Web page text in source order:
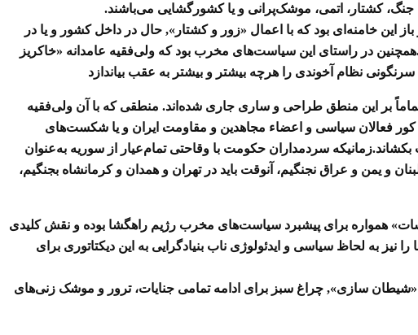
کشتار، اتمی، موشک‌پرانی و یا کشورگشایی می‌باشند.
این خامنه‌ای بود که با اعمال «زور و کشتار», حال در داخل کشور و یا در
در راستای این سیاست‌های مخرب بود که ولی‌فقیه عامدانه «خاکریز
نظام آخوندی را هرچه بیشتر و بیشتر به عقب بیاندازد
بر این منطق طراحی و ساری جاری شده‌اند. منطقی که با آن ولی‌فقیه
فعالان سیاسی و اعضاء مجاهدین و مقاومت ایران و یا شکست‌های
سردمداران حکومت با وقاحتی تمام‌عیار از سوریه به‌عنوان
و یمن و عراق نجنگیم، آنوقت باید در تهران و همدان و کرمانشاه بجنگیم،
همواره برای پیشبرد سیاست‌های مخرب رژیم راهگشا بوده و نقش کلیدی
به لحاظ سیاسی و ایدئولوژی ناب بنیادگرایی به این دیکتاتوری برای
«شیطان سازی», چراغ سبز برای ادامه تمامی جنایات، ترور و موشک زنی‌های